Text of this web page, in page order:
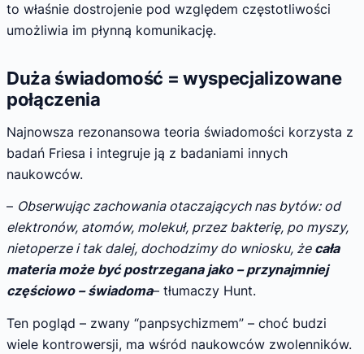
to właśnie dostrojenie pod względem częstotliwości
umożliwia im płynną komunikację.
Duża świadomość = wyspecjalizowane
połączenia
Najnowsza rezonansowa teoria świadomości korzysta z
badań Friesa i integruje ją z badaniami innych
naukowców.
– Obserwując zachowania otaczających nas bytów: od
elektronów, atomów, molekuł, przez bakterię, po myszy,
nietoperze i tak dalej, dochodzimy do wniosku, że cała
materia może być postrzegana jako – przynajmniej
częściowo – świadoma– tłumaczy Hunt.
Ten pogląd – zwany “panpsychizmem” – choć budzi
wiele kontrowersji, ma wśród naukowców zwolenników.